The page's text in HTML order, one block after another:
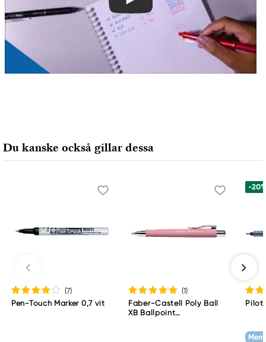
Du kanske också gillar dessa
(7)
Pen-Touch Marker 0,7 vit
(1)
Faber-Castell Poly Ball
XB Ballpoint
-
Pilot